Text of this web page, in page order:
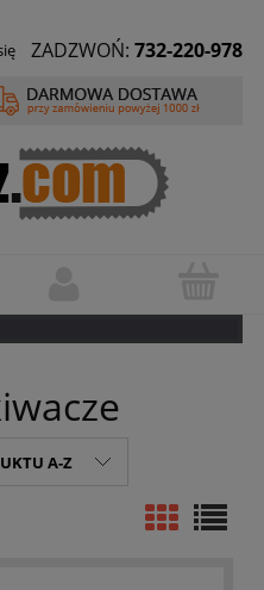
ZADZWOŃ: 732-220-978
A-Z